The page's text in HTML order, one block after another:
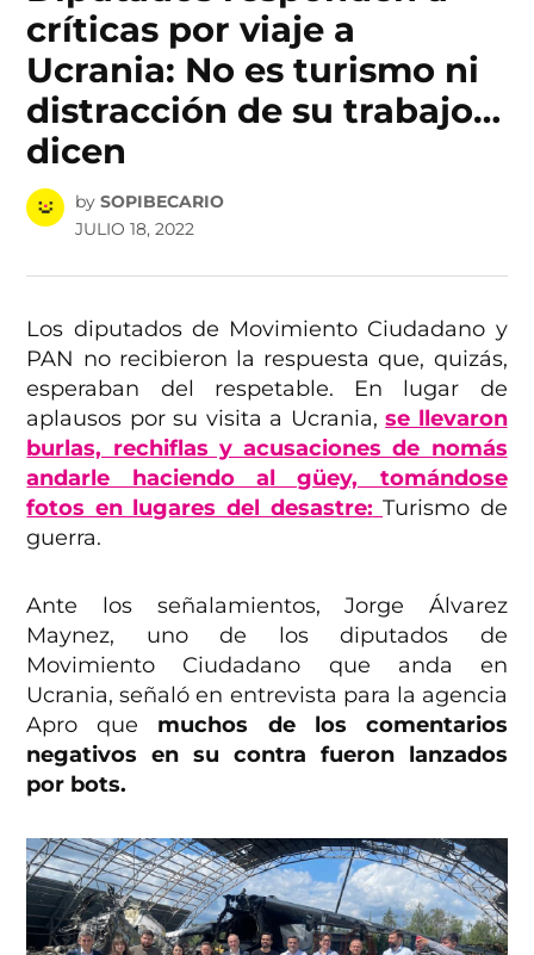
críticas por viaje a
Ucrania: No es turismo ni
distracción de su trabajo…
dicen
by SOPIBECARIO
JULIO 18, 2022
Los diputados de Movimiento Ciudadano y
PAN no recibieron la respuesta que, quizás,
esperaban del respetable. En lugar de
aplausos por su visita a Ucrania,se llevaron
burlas, rechiflas y acusaciones de nomás
andarle haciendo al güey, tomándose
fotos en lugares del desastre: Turismo de
guerra.
Ante los señalamientos, Jorge Álvarez
Maynez, uno de los diputados de
Movimiento Ciudadano que anda en
Ucrania, señaló en entrevista para la agencia
Apro que muchos de los comentarios
negativos en su contra fueron lanzados
por bots.